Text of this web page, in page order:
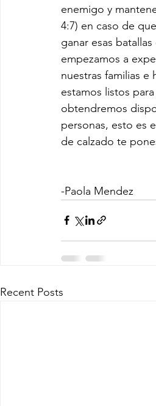
enemigo y
4:7) en caso de
ganar esas
empezamos a
nuestras familias
estamos listos
obtendremos
personas, esto es
de calzado te
-Paola Mendez
Recent Posts